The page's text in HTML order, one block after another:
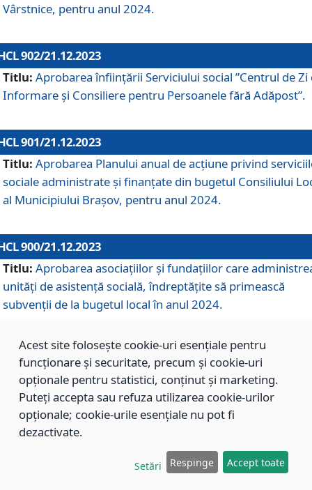
Vârstnice, pentru anul 2024.
902/21.12.2023
Titlu: Aprobarea înființării Serviciului social ”Centrul de Zi
Informare și Consiliere pentru Persoanele fără Adăpost”.
901/21.12.2023
Titlu: Aprobarea Planului anual de acțiune privind
sociale administrate și finanțate din bugetul Consiliului
al Municipiului Brașov, pentru anul 2024.
900/21.12.2023
Titlu: Aprobarea asociațiilor şi fundațiilor care
unități de asistenţă socială, îndreptăţite să primească
subvenţii de la bugetul local în anul 2024.
899/21.12.2023
Aprobarea standardelor de cost pentru serviciile
sociale furnizate în cadrul Direcției de Asistență Socială
Brașov, pentru anul 2024.
Modificarea Anexei la H.C.L. nr. 91 din 09.02.2018,
Acest site folosește cookie-uri esențiale pentru
funcționare și securitate, precum și cookie-uri
opționale pentru statistici, conținut și marketing.
Puteți accepta sau refuza utilizarea cookie-urilor
opționale; cookie-urile esențiale nu pot fi
dezactivate.
Setări Respinge Accept toate